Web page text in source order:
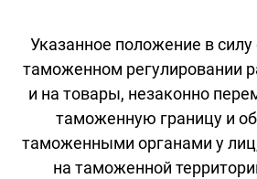
Указанное положение в силу
таможенном регулировании
и на товары, незаконно
таможенную границу и
таможенными органами у
на таможенной